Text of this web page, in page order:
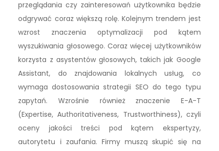
przeglądania czy zainteresowań użytkownika będzie
odgrywać coraz większą rolę. Kolejnym trendem jest
wzrost znaczenia optymalizacji pod kątem
wyszukiwania głosowego. Coraz więcej użytkowników
korzysta z asystentów głosowych, takich jak Google
Assistant, do znajdowania lokalnych usług, co
wymaga dostosowania strategii SEO do tego typu
zapytań. Wzrośnie również znaczenie E-A-T
(Expertise, Authoritativeness, Trustworthiness), czyli
oceny jakości treści pod kątem ekspertyzy,
autorytetu i zaufania. Firmy muszą skupić się na